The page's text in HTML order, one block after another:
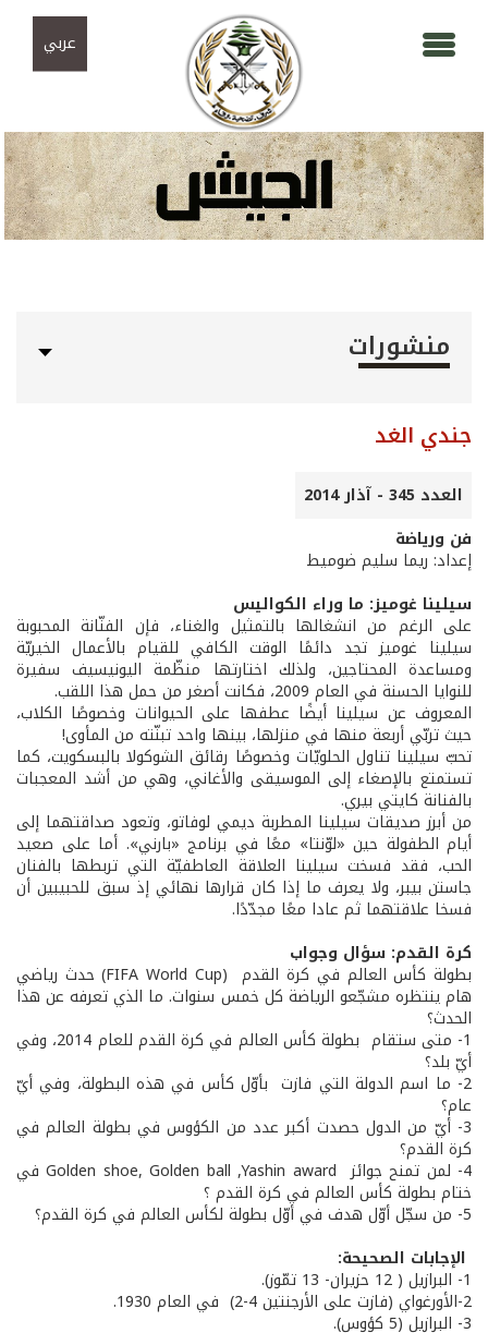
عربي
منشورات
جندي الغد
العدد 345 - آذار 2014
فن ورياضة
إعداد: ريما سليم ضوميط
سيلينا غوميز: ما وراء الكواليس
على الرغم من انشغالها بالتمثيل والغناء، فإن الفنّانة المحبوبة
سيلينا غوميز تجد دائمًا الوقت الكافي للقيام بالأعمال الخيريّة
ومساعدة المحتاجين، ولذلك اختارتها منظّمة اليونيسيف سفيرة
للنوايا الحسنة في العام 2009، فكانت أصغر من حمل هذا اللقب.
المعروف عن سيلينا أيضًا عطفها على الحيوانات وخصوصًا الكلاب،
حيث تربّي أربعة منها في منزلها، بينها واحد تبنّته من المأوى!
تحبّ سيلينا تناول الحلويّات وخصوصًا رقائق الشوكولا بالبسكويت، كما
تستمتع بالإصغاء إلى الموسيقى والأغاني، وهي من أشد المعجبات
بالفنانة كايتي بيري.
من أبرز صديقات سيلينا المطربة ديمي لوفاتو، وتعود صداقتهما إلى
أيام الطفولة حين «لوّنتا» معًا في برنامج «بارني». أما على صعيد
الحب، فقد فسخت سيلينا العلاقة العاطفيّة التي تربطها بالفنان
جاستن بيبر، ولا يعرف ما إذا كان قرارها نهائي إذ سبق للحبيبين أن
فسخا علاقتهما ثم عادا معًا مجدّدًا.
كرة القدم: سؤال وجواب
بطولة كأس العالم في كرة القدم (FIFA World Cup) حدث رياضي
هام ينتظره مشجّعو الرياضة كل خمس سنوات. ما الذي تعرفه عن هذا
الحدث؟
1- متى ستقام بطولة كأس العالم في كرة القدم للعام 2014، وفي
أيّ بلد؟
2- ما اسم الدولة التي فازت بأوّل كأس في هذه البطولة، وفي أيّ
عام؟
3- أيّ من الدول حصدت أكبر عدد من الكؤوس في بطولة العالم في
كرة القدم؟
4- لمن تمنح جوائز Golden shoe, Golden ball ,Yashin award في
ختام بطولة كأس العالم في كرة القدم ؟
5- من سجّل أوّل هدف في أوّل بطولة لكأس العالم في كرة القدم؟
الإجابات الصحيحة:
1- البرازيل ( 12 حزيران- 13 تمّوز).
2-الأورغواي (فازت على الأرجنتين 4-2) في العام 1930.
3- البرازيل (5 كؤوس).